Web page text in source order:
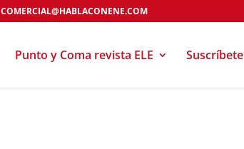
COMERCIAL@HABLACONENE.COM
Punto y Coma revista ELE Suscríbete